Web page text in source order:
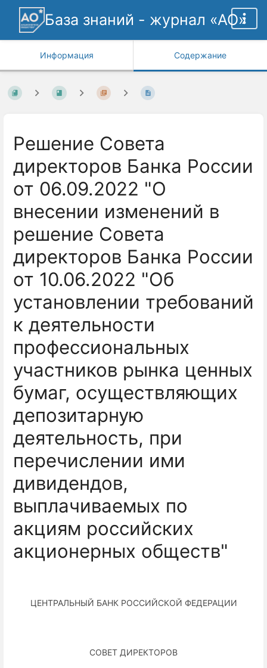
База знаний - журнал «АО»
Информация Содержание
Решение Совета
директоров Банка России
от 06.09.2022 "О
внесении изменений в
решение Совета
директоров Банка России
от 10.06.2022 "Об
установлении требований
к деятельности
профессиональных
участников рынка ценных
бумаг, осуществляющих
депозитарную
деятельность, при
перечислении ими
дивидендов,
выплачиваемых по
акциям российских
акционерных обществ"
ЦЕНТРАЛЬНЫЙ БАНК РОССИЙСКОЙ ФЕДЕРАЦИИ
СОВЕТ ДИРЕКТОРОВ